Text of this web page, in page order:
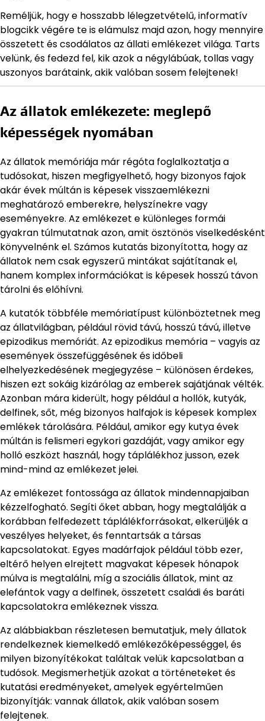
Reméljük, hogy e hosszabb lélegzetvételű, informatív
blogcikk végére te is elámulsz majd azon, hogy mennyire
összetett és csodálatos az állati emlékezet világa. Tarts
velünk, és fedezd fel, kik azok a négylábúak, tollas vagy
uszonyos barátaink, akik valóban sosem felejtenek!
Az állatok emlékezete: meglepő
képességek nyomában
Az állatok memóriája már régóta foglalkoztatja a
tudósokat, hiszen megfigyelhető, hogy bizonyos fajok
akár évek múltán is képesek visszaemlékezni
meghatározó emberekre, helyszínekre vagy
eseményekre. Az emlékezet e különleges formái
gyakran túlmutatnak azon, amit ösztönös viselkedésként
könyvelnénk el. Számos kutatás bizonyította, hogy az
állatok nem csak egyszerű mintákat sajátítanak el,
hanem komplex információkat is képesek hosszú távon
tárolni és előhívni.
A kutatók többféle memóriatípust különböztetnek meg
az állatvilágban, például rövid távú, hosszú távú, illetve
epizodikus memóriát. Az epizodikus memória – vagyis az
események összefüggésének és időbeli
elhelyezkedésének megjegyzése – különösen érdekes,
hiszen ezt sokáig kizárólag az emberek sajátjának vélték.
Azonban mára kiderült, hogy például a hollók, kutyák,
delfinek, sőt, még bizonyos halfajok is képesek komplex
emlékek tárolására. Például, amikor egy kutya évek
múltán is felismeri egykori gazdáját, vagy amikor egy
holló eszközt használ, hogy táplálékhoz jusson, ezek
mind-mind az emlékezet jelei.
Az emlékezet fontossága az állatok mindennapjaiban
kézzelfogható. Segíti őket abban, hogy megtalálják a
korábban felfedezett táplálékforrásokat, elkerüljék a
veszélyes helyeket, és fenntartsák a társas
kapcsolatokat. Egyes madárfajok például több ezer,
eltérő helyen elrejtett magvakat képesek hónapok
múlva is megtalálni, míg a szociális állatok, mint az
elefántok vagy a delfinek, összetett családi és baráti
kapcsolatokra emlékeznek vissza.
Az alábbiakban részletesen bemutatjuk, mely állatok
rendelkeznek kiemelkedő emlékezőképességgel, és
milyen bizonyítékokat találtak velük kapcsolatban a
tudósok. Megismerhetjük azokat a történeteket és
kutatási eredményeket, amelyek egyértelműen
bizonyítják: vannak állatok, akik valóban sosem
felejtenek.